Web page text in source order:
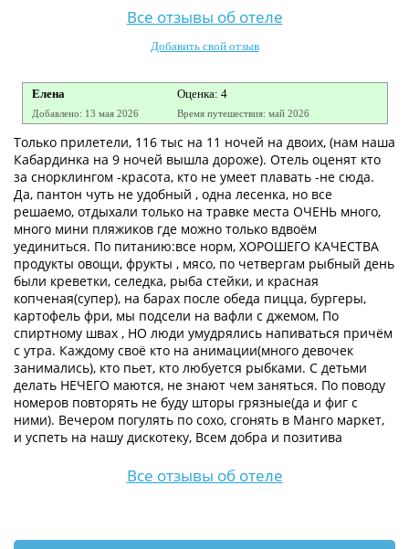
Все отзывы об отеле
Добавить свой отзыв
Елена Оценка: 4
Добавлено: 13 мая 2026 Время путешествия: май 2026
Только прилетели, 116 тыс на 11 ночей на двоих, (нам наша
Кабардинка на 9 ночей вышла дороже). Отель оценят кто
за снорклингом -красота, кто не умеет плавать -не сюда.
Да, пантон чуть не удобный , одна лесенка, но все
решаемо, отдыхали только на травке места ОЧЕНЬ много,
много мини пляжиков где можно только вдвоём
уединиться. По питанию:все норм, ХОРОШЕГО КАЧЕСТВА
продукты овощи, фрукты , мясо, по четвергам рыбный день
были креветки, селедка, рыба стейки, и красная
копченая(супер), на барах после обеда пицца, бургеры,
картофель фри, мы подсели на вафли с джемом, По
спиртному швах , НО люди умудрялись напиваться причём
с утра. Каждому своё кто на анимации(много девочек
занимались), кто пьет, кто любуется рыбками. С детьми
делать НЕЧЕГО маются, не знают чем заняться. По поводу
номеров повторять не буду шторы грязные(да и фиг с
ними). Вечером погулять по сохо, сгонять в Манго маркет,
и успеть на нашу дискотеку, Всем добра и позитива
Все отзывы об отеле